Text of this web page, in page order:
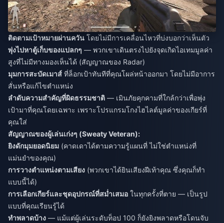
ติดตามเป้าหมายผ่านควัน โดยไม่มีการเคลื่อนไหวที่บ่งบอกว่าเห็นตัว
พุ่งไปหาตู้เก็บของแปลกๆ — พวกเขาเดินตรงไปยังจุดเกิดไอเทมมูลค่า
สูงที่ไม่มีทางมองเห็นได้ (สัญญาณของ Radar)
มุมการสะบัดเมาส์ ที่ล็อกเป้าทันทีที่คุณโผล่หน้าออกมา โดยไม่มีอาการ
สั่นหรือแก้ไขตำแหน่ง
ลำดับความสำคัญที่ผิดธรรมชาติ — เมินภัยคุกคามที่ใกล้กว่าเพื่อพุ่ง
เป้ามาที่คุณโดยเฉพาะ เพราะโปรแกรมโกงไฮไลต์มูลค่าของเกียร์ที่
คุณใส่
สัญญาณของผู้เล่นเก่งๆ (Sweaty Veteran):
ยิงดักมุมยอดนิยม (คาดเดาได้ตามความรู้แผนที่ ไม่ใช่ตำแหน่งที่
แม่นยำของคุณ)
การวางตำแหน่งตามเสียง (พวกเขาได้ยินเสียงฝีเท้าคุณ ซึ่งคุณก็ทำ
แบบนี้ได้)
การเลือกเกียร์และชุดอุปกรณ์ที่สม่ำเสมอ ในทุกครั้งที่ตาย — เป็นรูป
แบบที่คุณเรียนรู้ได้
ทำพลาดบ้าง — แม้แต่ผู้เล่นระดับท็อป 100 ก็ยังยิงพลาดหรือโดนจับ